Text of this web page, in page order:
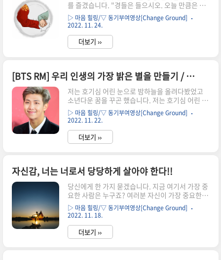
생의 행복을 위해서 하는 거 아닙니까? 왜 목표를
높여 놓고 하지도 않을 걸 가지고 왜 스스로를 괴롭
힙니..
를 즐겼습니다. "경들은 들으시오. 오늘 만큼은 모
든 걸 잊어버리고 마음껏들 드시오." "네, 전하. 성
은이 만극하옵니다." 세조는 어린 조카인 단종을
못 궁금했습니다. 그래서인지 이따금 술자리를 만
들어 그들의 속마음을 들춰보려 노력했습니다. 하
감, 술도 먹었으니, 우리 팔씨름 한번 겨뤄보는 게
어떻겠소?" 그러자 신숙주가 당황스러운 표정으로
말했습니다. "전하, 감히 전하의 옥체에 어찌 불경
을 저지를 수 있겠사옵니까?" "어허, 그러지 말고
다 재미로 하는 것이니 잠시 이리 와 보시오." 마지
못한 신숙주는 세조와..
▷ 마음 힐링/▽ 동기부여영상[Change Ground]
2022. 11. 24.
더보기 ››
[BTS RM] 우리 인생의 가장 밝은 별을 만들기 / 당신이 할 수 있는 한 스스로를 안아 주세요
저는 호기심 어린 눈으로 밤하늘을 올려다봤었고
소년다운 꿈을 꾸곤 했습니다. 저는 호기심 어린 눈
으로 밤하늘을 올려다봤었고 소년다운 꿈을 꾸곤
했습니다. 세상을 구하는 슈퍼히어로가 되는 꿈도
가 있었습니다. 아홉 살, 열 살 즈음에 내 심장은 멈
췄지. 돌아보면 그때부터 다른사람의 시선을 의식
라보는 것을 멈췄고 더이상 꿈꾸지 않았습니다.대
습니다. 곧 저는 스스로의 목소리에 귀 기울이지 않
고 다른 사람의 목소리에만 귀 기울이기 시작했습
니다. 누구도 제 이름을 불러주지 않았고 저 또한 그
랬습니다. 저의 심장은 멈췄고..
▷ 마음 힐링/▽ 동기부여영상[Change Ground]
2022. 11. 22.
더보기 ››
자신감, 너는 너로서 당당하게 살아야 한다!!
당신에게 한 가지 묻겠습니다. 지금 여기서 가장 중
요한 사람은 누구죠? 여러분 자신이 가장 중요한 사
람입니다. 여러분 세계에서 중요한 사람은 여러분
자신입니다. 제가 알게 된 건 자신이 얼마나 중요하
일이 결정됩니다. 스스로 나는 중요한 사람이다 라
고 생각하면 자신을 더 좋아하게 됩니다. 자신을 좋
▷ 마음 힐링/▽ 동기부여영상[Change Ground]
2022. 11. 18.
더보기 ››